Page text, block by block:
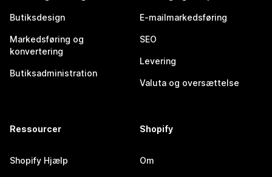
Butiksdesign
Markedsføring og
konvertering
Butiksadministration
E-mailmarkedsføring
SEO
Levering
Valuta og oversættelse
Ressourcer
Shopify Hjælp
Shopify
Om